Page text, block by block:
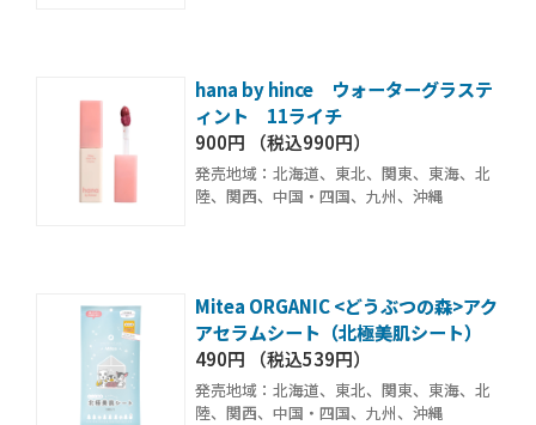
hana by hince ウォーターグラステ
ィント 11ライチ
900円 （税込990円）
発売地域：北海道、東北、関東、東海、北
陸、関西、中国・四国、九州、沖縄
Mitea ORGANIC <どうぶつの森>アク
アセラムシート（北極美肌シート）
490円 （税込539円）
発売地域：北海道、東北、関東、東海、北
陸、関西、中国・四国、九州、沖縄